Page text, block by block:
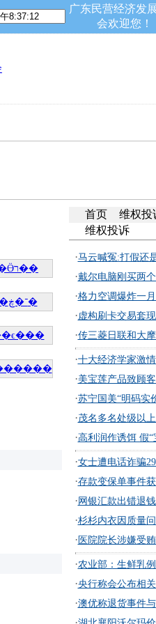
广东民营经济发
会欢迎您！
��Ӫר��
��־�ڿ�
首页
维权投
维权投诉
·马云喊冤:打假还
·戴尔电脑刚买两
·格力空调爆炸一
·虚构刷卡交易套
·传三菱日联和大
·十大经济学家激
·美宝莲产品致顾
·苏宁国美“明码实
·茂名多名处级以
·高利润作诱饵 假
·女士遭电话诈骗
·存款变保单事件
· 网银汇款出错退
·杉杉内衣因质量
· 医院院长涉嫌受
·农业部：生鲜乳
·央行称会公布相
·澳优称退货事件